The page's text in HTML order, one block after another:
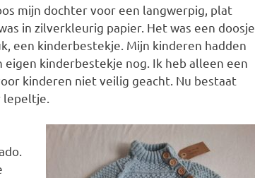
mijn dochter voor een langwerpig, plat
in zilverkleurig papier. Het was een doosje
een kinderbestekje. Mijn kinderen hadden
kinderbestekje nog. Ik heb alleen een
kinderen niet veilig geacht. Nu bestaat